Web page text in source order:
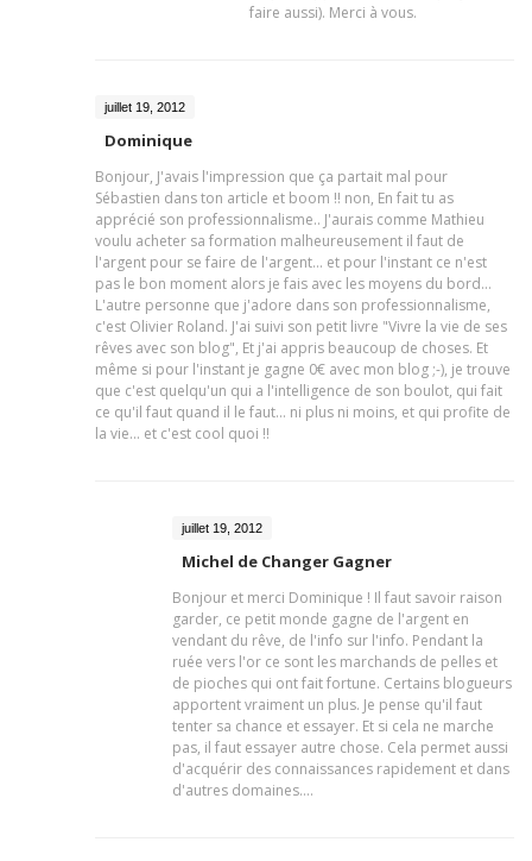
faire aussi). Merci à vous.
juillet 19, 2012
Dominique
Bonjour, J'avais l'impression que ça partait mal pour
Sébastien dans ton article et boom !! non, En fait tu as
apprécié son professionnalisme.. J'aurais comme Mathieu
voulu acheter sa formation malheureusement il faut de
l'argent pour se faire de l'argent... et pour l'instant ce n'est
pas le bon moment alors je fais avec les moyens du bord...
L'autre personne que j'adore dans son professionnalisme,
c'est Olivier Roland. J'ai suivi son petit livre "Vivre la vie de ses
rêves avec son blog", Et j'ai appris beaucoup de choses. Et
même si pour l'instant je gagne 0€ avec mon blog ;-), je trouve
que c'est quelqu'un qui a l'intelligence de son boulot, qui fait
ce qu'il faut quand il le faut... ni plus ni moins, et qui profite de
la vie... et c'est cool quoi !!
juillet 19, 2012
Michel de Changer Gagner
Bonjour et merci Dominique ! Il faut savoir raison
garder, ce petit monde gagne de l'argent en
vendant du rêve, de l'info sur l'info. Pendant la
ruée vers l'or ce sont les marchands de pelles et
de pioches qui ont fait fortune. Certains blogueurs
apportent vraiment un plus. Je pense qu'il faut
tenter sa chance et essayer. Et si cela ne marche
pas, il faut essayer autre chose. Cela permet aussi
d'acquérir des connaissances rapidement et dans
d'autres domaines....